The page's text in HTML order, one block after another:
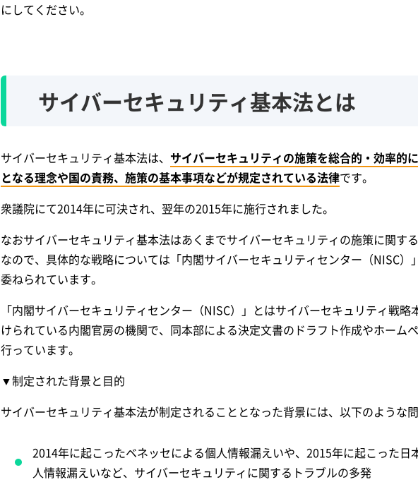
にしてください。
サイバーセキュリティ基本法とは
サイバーセキュリティ基本法は、 サイバーセキュリティの施策を総合的・効率的
となる理念や国の責務、施策の基本事項などが規定されている法律です。
衆議院にて2014年に可決され、翌年の2015年に施行されました。
なおサイバーセキュリティ基本法はあくまでサイバーセキュリティの施策に関す
なので、具体的な戦略については「内閣サイバーセキュリティセンター（NISC）
委ねられています。
「内閣サイバーセキュリティセンター（NISC）」とはサイバーセキュリティ戦略
けられている内閣官房の機関で、同本部による決定文書のドラフト作成やホーム
行っています。
▼制定された背景と目的
サイバーセキュリティ基本法が制定されることとなった背景には、以下のような
2014年に起こったベネッセによる個人情報漏えいや、2015年に起こった日
人情報漏えいなど、サイバーセキュリティに関するトラブルの多発